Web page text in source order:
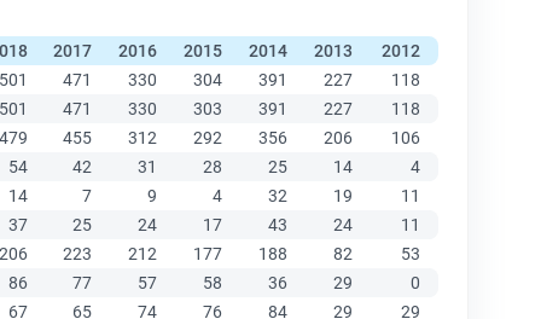
2017 2016 2015 2014 2013 2012